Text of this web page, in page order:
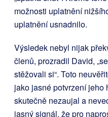
možnosti uplatnění
uplatnění usnadnilo.
Výsledek nebyl nijak
členů, prozradil David,
stěžovali si“. Toto
jako jasné potvrzení jeho
skutečně nezaujal a
jasný signál, že pro